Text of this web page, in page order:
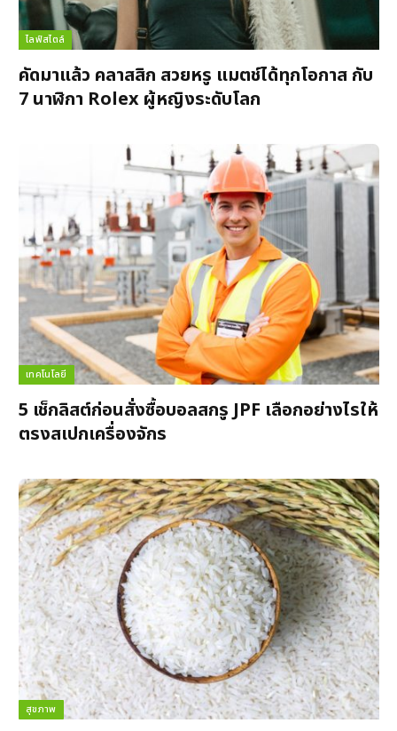
ไลฟ์สไตล์
คัดมาแล้ว คลาสสิก สวยหรู แมตช์ได้ทุกโอกาส กับ
7 นาฬิกา Rolex ผู้หญิงระดับโลก
เทคโนโลยี
5 เช็กลิสต์ก่อนสั่งซื้อบอลสกรู JPF เลือกอย่างไรให้
ตรงสเปกเครื่องจักร
สุขภาพ